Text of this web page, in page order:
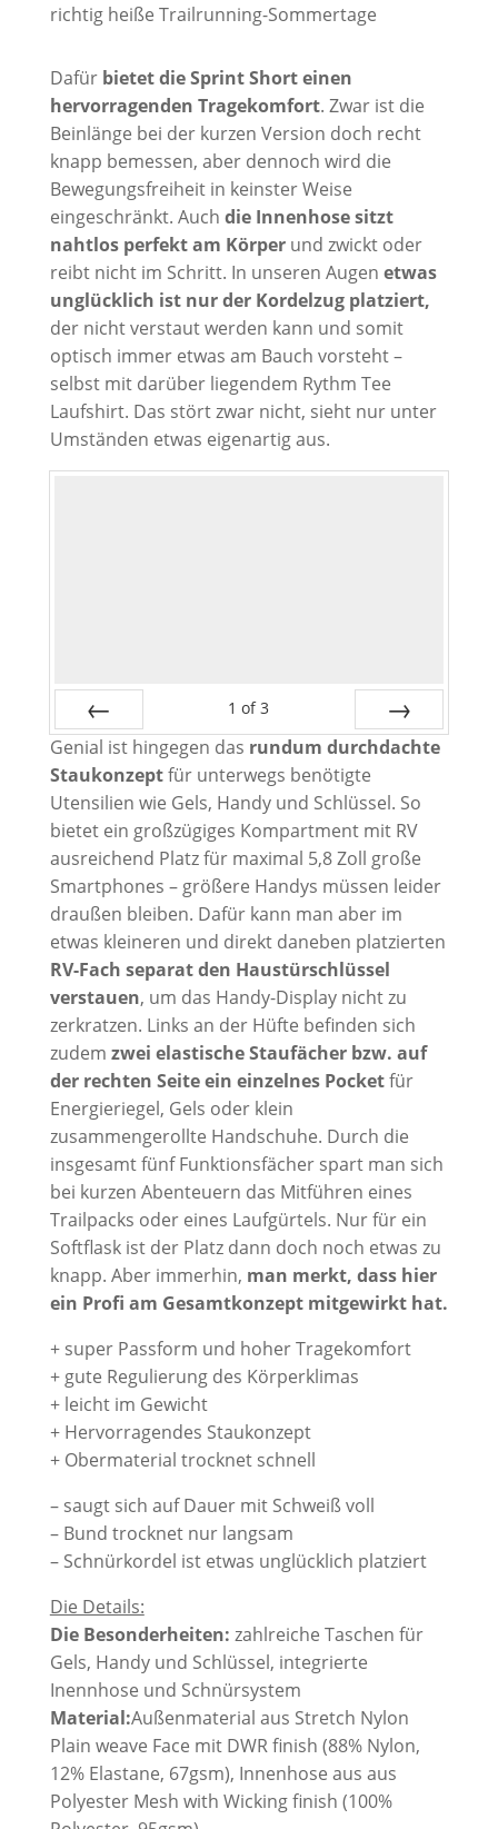
Dafürbietet die Sprint Short einen
hervorragenden Tragekomfort. Zwar ist die
Beinlänge bei der kurzen Version doch recht
knapp bemessen, aber dennoch wird die
Bewegungsfreiheit in keinster Weise
eingeschränkt. Auch die Innenhose sitzt
nahtlos perfekt am Körperund zwickt oder
reibt nicht im Schritt. In unseren Augen etwas
unglücklich ist nur der Kordelzug platziert,
der nicht verstaut werden kann und somit
optisch immer etwas am Bauch vorsteht –
selbst mit darüber liegendem Rythm Tee
Laufshirt. Das stört zwar nicht, sieht nur unter
Umständen etwas eigenartig aus.
Prev
1 of 3
Next
Genial ist hingegen das rundum durchdachte
Staukonzeptfür unterwegs benötigte
Utensilien wie Gels, Handy und Schlüssel. So
bietet ein großzügiges Kompartment mit RV
ausreichend Platz für maximal 5,8 Zoll große
Smartphones – größere Handys müssen leider
draußen bleiben. Dafür kann man aber im
etwas kleineren und direkt daneben platzierten
RV-Fach separat den Haustürschlüssel
verstauen, um das Handy-Display nicht zu
zerkratzen. Links an der Hüfte befinden sich
zudem zwei elastische Staufächer bzw. auf
der rechten Seite ein einzelnes Pocketfür
Energieriegel, Gels oder klein
zusammengerollte Handschuhe. Durch die
insgesamt fünf Funktionsfächer spart man sich
bei kurzen Abenteuern das Mitführen eines
Trailpacks oder eines Laufgürtels. Nur für ein
Softflask ist der Platz dann doch noch etwas zu
knapp. Aber immerhin, man merkt, dass hier
ein Profi am Gesamtkonzept mitgewirkt hat.
+ super Passform und hoher Tragekomfort
+ gute Regulierung des Körperklimas
+ leicht im Gewicht
+ Hervorragendes Staukonzept
+ Obermaterial trocknet schnell
– saugt sich auf Dauer mit Schweiß voll
– Bund trocknet nur langsam
– Schnürkordel ist etwas unglücklich platziert
Die Details:
Die Besonderheiten: zahlreiche Taschen für
Gels, Handy und Schlüssel, integrierte
Inennhose und Schnürsystem
Material:Außenmaterial aus Stretch Nylon
Plain weave Face mit DWR finish (88% Nylon,
12% Elastane, 67gsm), Innenhose aus aus
Polyester Mesh with Wicking finish (100%